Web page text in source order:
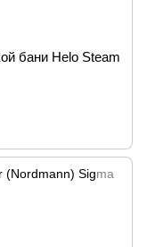
бани Helo Steam